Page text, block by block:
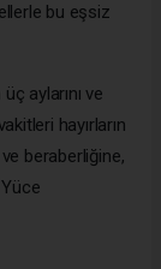
bu eşsiz
aylarını ve
hayırların
beraberliğine,